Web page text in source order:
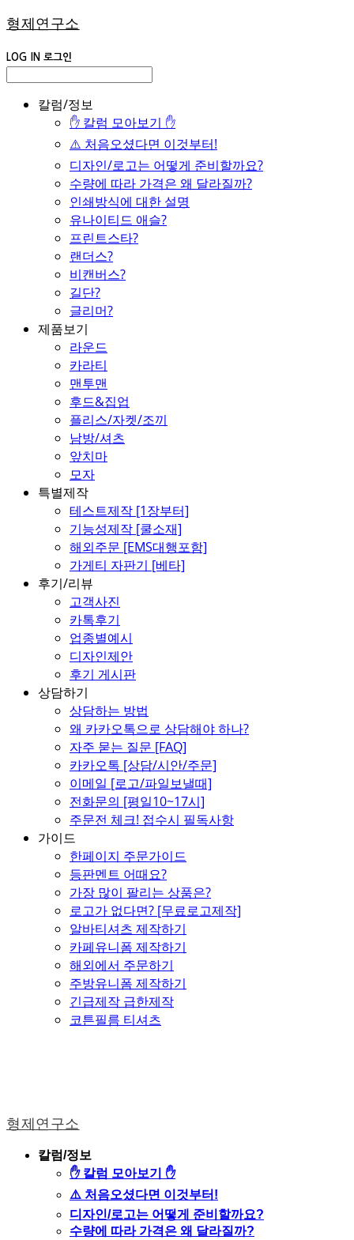
형제연구소
LOG IN 로그인
칼럼/정보
✋ 칼럼 모아보기 ✋
⚠️ 처음오셨다면 이것부터!
디자인/로고는 어떻게 준비할까요?
수량에 따라 가격은 왜 달라질까?
인쇄방식에 대한 설명
유나이티드 애슬?
프린트스타?
랜더스?
비캔버스?
길단?
글리머?
제품보기
라운드
카라티
맨투맨
후드&집업
플리스/자켓/조끼
남방/셔츠
앞치마
모자
특별제작
테스트제작 [1장부터]
기능성제작 [쿨소재]
해외주문 [EMS대행포함]
가게티 자판기 [베타]
후기/리뷰
고객사진
카톡후기
업종별예시
디자인제안
후기 게시판
상담하기
상담하는 방법
왜 카카오톡으로 상담해야 하나?
자주 묻는 질문 [FAQ]
카카오톡 [상담/시안/주문]
이메일 [로고/파일보낼때]
전화문의 [평일10~17시]
주문전 체크! 접수시 필독사항
가이드
한페이지 주문가이드
등판멘트 어때요?
가장 많이 팔리는 상품은?
로고가 없다면? [무료로고제작]
알바티셔츠 제작하기
카페유니폼 제작하기
해외에서 주문하기
주방유니폼 제작하기
긴급제작 급한제작
코튼필름 티셔츠
형제연구소
칼럼/정보
✋ 칼럼 모아보기 ✋
⚠️ 처음오셨다면 이것부터!
디자인/로고는 어떻게 준비할까요?
수량에 따라 가격은 왜 달라질까?